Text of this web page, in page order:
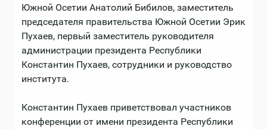
Южной Осетии Анатолий Бибилов, заместитель
председателя правительства Южной Осетии Эрик
Пухаев, первый заместитель руководителя
администрации президента Республики
Константин Пухаев, сотрудники и руководство
института.
Константин Пухаев приветствовал участников
конференции от имени президента Республики